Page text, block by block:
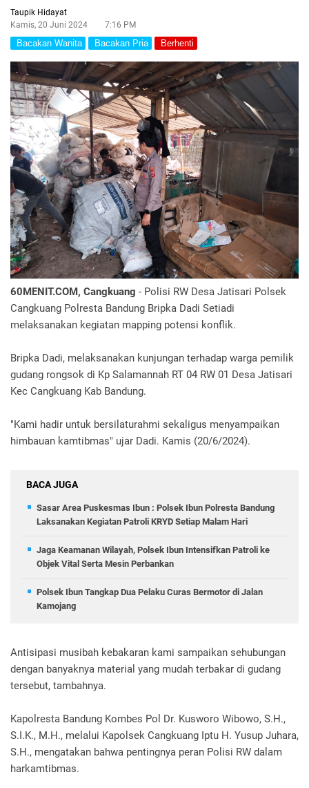
Taupik Hidayat
Kamis, 20 Juni 2024
7:16 PM
Bacakan Wanita Bacakan Pria Berhenti
60MENIT.COM, Cangkuang - Polisi RW Desa Jatisari Polsek
Cangkuang Polresta Bandung Bripka Dadi Setiadi
melaksanakan kegiatan mapping potensi konflik.
Bripka Dadi, melaksanakan kunjungan terhadap warga pemilik
gudang rongsok di Kp Salamannah RT 04 RW 01 Desa Jatisari
Kec Cangkuang Kab Bandung.
"Kami hadir untuk bersilaturahmi sekaligus menyampaikan
himbauan kamtibmas" ujar Dadi. Kamis (20/6/2024).
BACA JUGA
Sasar Area Puskesmas Ibun : Polsek Ibun Polresta Bandung
Laksanakan Kegiatan Patroli KRYD Setiap Malam Hari
Jaga Keamanan Wilayah, Polsek Ibun Intensifkan Patroli ke
Objek Vital Serta Mesin Perbankan
Polsek Ibun Tangkap Dua Pelaku Curas Bermotor di Jalan
Kamojang
Antisipasi musibah kebakaran kami sampaikan sehubungan
dengan banyaknya material yang mudah terbakar di gudang
tersebut, tambahnya.
Kapolresta Bandung Kombes Pol Dr. Kusworo Wibowo, S.H.,
S.I.K., M.H., melalui Kapolsek Cangkuang Iptu H. Yusup Juhara,
S.H., mengatakan bahwa pentingnya peran Polisi RW dalam
harkamtibmas.